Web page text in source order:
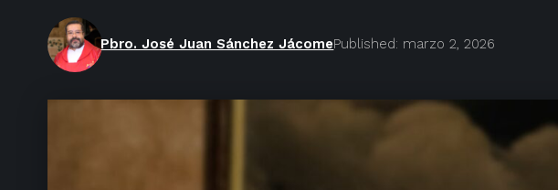
Pbro. José Juan Sánchez JácomePublished: marzo 2, 2026